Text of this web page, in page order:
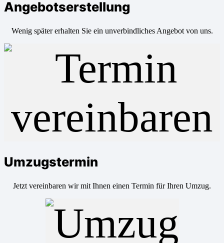
Angebotserstellung
Wenig später erhalten Sie ein unverbindliches Angebot von uns.
Umzugstermin
Jetzt vereinbaren wir mit Ihnen einen Termin für Ihren Umzug.